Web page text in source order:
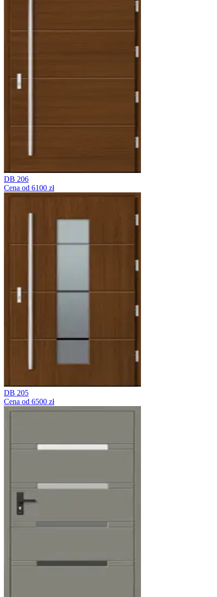
DB 206
Cena od 6100 zł
DB 205
Cena od 6500 zł